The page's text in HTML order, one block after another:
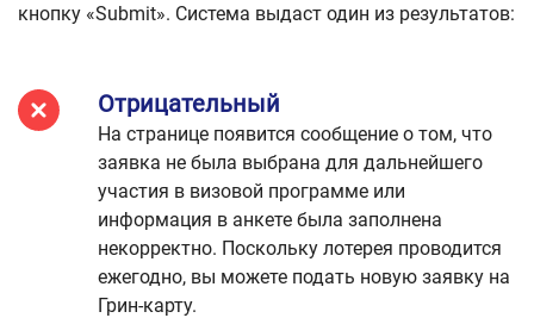
кнопку «Submit». Система выдаст один из результатов:
Отрицательный
На странице появится сообщение о том, что
заявка не была выбрана для дальнейшего
участия в визовой программе или
информация в анкете была заполнена
некорректно. Поскольку лотерея проводится
ежегодно, вы можете подать новую заявку на
Грин-карту.